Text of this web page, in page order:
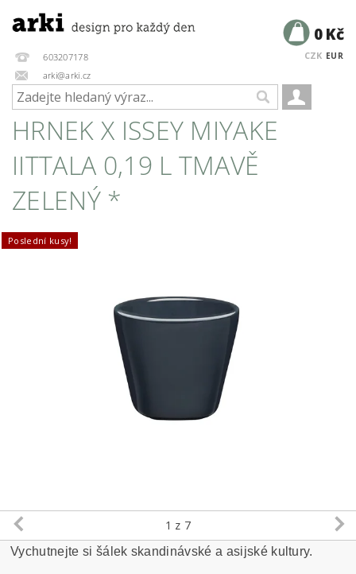
603207178
arki@arki.cz
CZK EUR
0 Kč
HRNEK X ISSEY MIYAKE
IITTALA 0,19 L TMAVĚ
ZELENÝ *
Poslední kusy!
1 z 7
Vychutnejte si šálek skandinávské a asijské kultury.